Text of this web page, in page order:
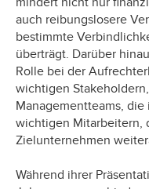
auch reibungslosere
bestimmte
überträgt. Darüber
Rolle bei der
wichtigen
Managementteams,
wichtigen Mitarbeitern,
Zielunternehmen
Während ihrer